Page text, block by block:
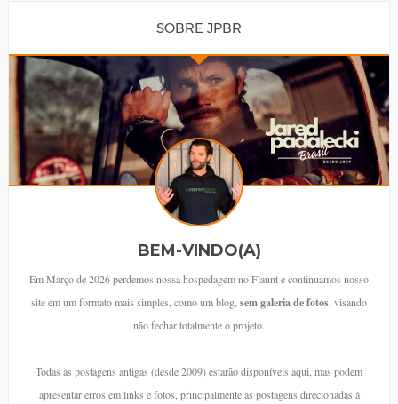
SOBRE JPBR
BEM-VINDO(A)
Em Março de 2026 perdemos nossa hospedagem no Flaunt e continuamos nosso
site em um formato mais simples, como um blog, sem galeria de fotos , visando
não fechar totalmente o projeto.
Todas as postagens antigas (desde 2009) estarão disponíveis aqui, mas podem
apresentar erros em links e fotos, principalmente as postagens direcionadas à